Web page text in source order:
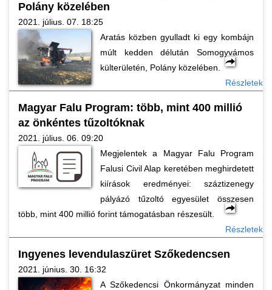
Polány közelében
2021. július. 07. 18:25
Aratás közben gyulladt ki egy kombájn
múlt kedden délután Somogyvámos
külterületén, Polány közelében.
Részletek
Magyar Falu Program: több, mint 400 millió
az önkéntes tűzoltóknak
2021. július. 06. 09:20
Megjelentek a Magyar Falu Program
Falusi Civil Alap keretében meghirdetett
kiírások eredményei: száztizenegy
pályázó tűzoltó egyesület összesen
több, mint 400 millió forint támogatásban részesült.
Részletek
Ingyenes levendulaszüret Szőkedencsen
2021. június. 30. 16:32
A Szőkedencsi Önkormányzat minden